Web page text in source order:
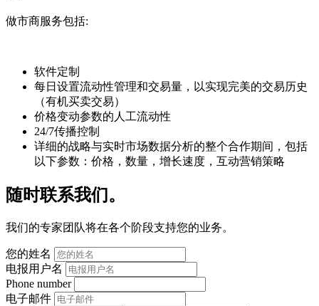
做市商服务包括:
软件定制
每日设置流动性管理和交易量，以实现完美的交易历史
（有机买卖交易）
价格变动参数的人工流动性
24/7传播控制
详细的战略与实时市场数据分析的整个合作期间，包括
以下参数：价格，数量，增长速度，互动营销策略
随时联系我们。
我们的专家团队将在各个阶段支持您的业务。
您的姓名
电报用户名
Phone number
电子邮件